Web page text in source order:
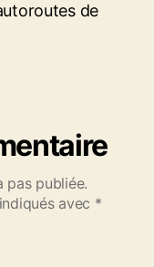
de
pas publiée.
avec *